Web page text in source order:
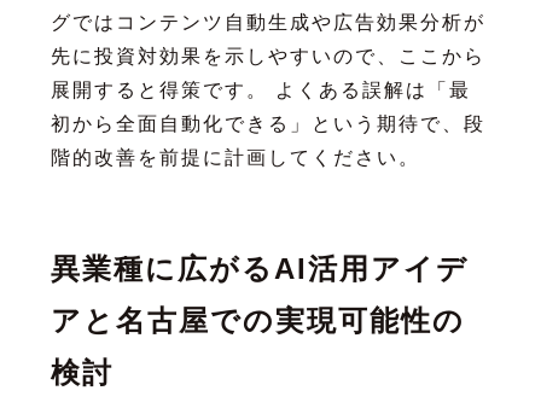
グではコンテンツ自動生成や広告効果分析が
先に投資対効果を示しやすいので、ここから
展開すると得策です。 よくある誤解は「最
初から全面自動化できる」という期待で、段
階的改善を前提に計画してください。
異業種に広がるAI活用アイデ
アと名古屋での実現可能性の
検討